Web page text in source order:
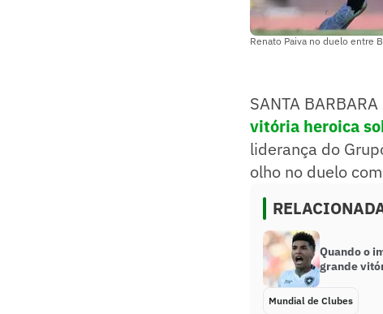
Renato Paiva no duelo entre
SANTA
vitória heroica
liderança do
olho no duelo
Quando o
grande
Mundial de Clubes